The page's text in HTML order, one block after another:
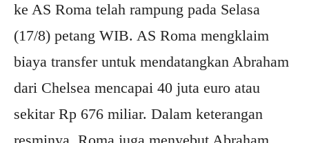
ke AS Roma telah rampung pada Selasa
(17/8) petang WIB. AS Roma mengklaim
biaya transfer untuk mendatangkan Abraham
dari Chelsea mencapai 40 juta euro atau
sekitar Rp 676 miliar. Dalam keterangan